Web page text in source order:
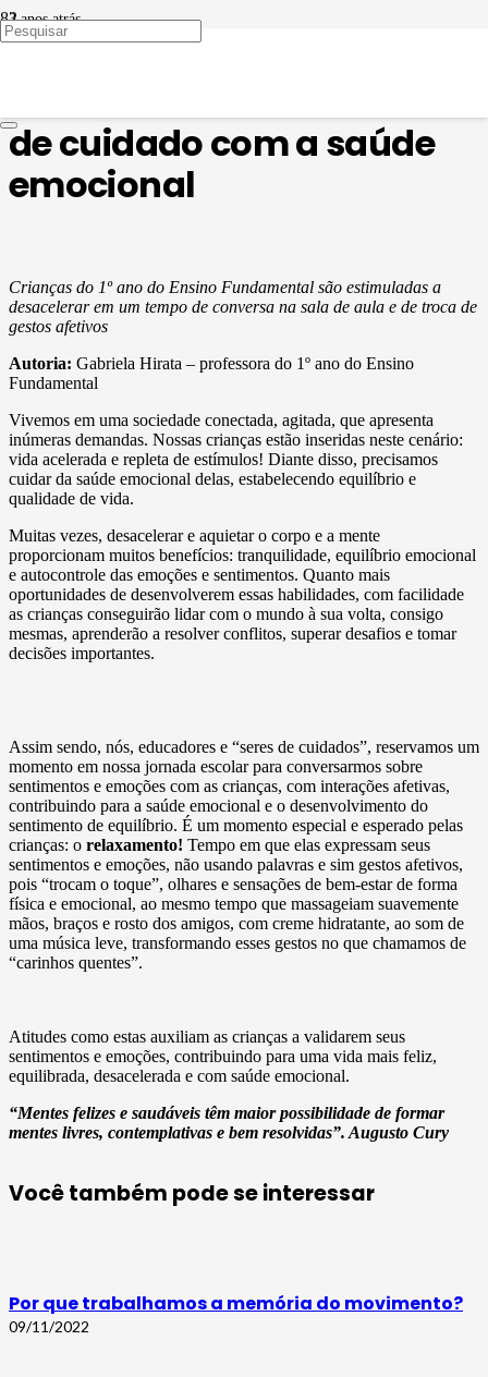
3 anos atrás
EDUCAÇÃO EM PAUTA
de cuidado com a saúde
emocional
Crianças do 1º ano do Ensino Fundamental são estimuladas a
desacelerar em um tempo de conversa na sala de aula e de troca de
gestos afetivos
Autoria: Gabriela Hirata – professora do 1º ano do Ensino
Fundamental
Vivemos em uma sociedade conectada, agitada, que apresenta
inúmeras demandas. Nossas crianças estão inseridas neste cenário:
vida acelerada e repleta de estímulos! Diante disso, precisamos
cuidar da saúde emocional delas, estabelecendo equilíbrio e
qualidade de vida.
Muitas vezes, desacelerar e aquietar o corpo e a mente
proporcionam muitos benefícios: tranquilidade, equilíbrio emocional
e autocontrole das emoções e sentimentos. Quanto mais
oportunidades de desenvolverem essas habilidades, com facilidade
as crianças conseguirão lidar com o mundo à sua volta, consigo
mesmas, aprenderão a resolver conflitos, superar desafios e tomar
decisões importantes.
Assim sendo, nós, educadores e “seres de cuidados”, reservamos um
momento em nossa jornada escolar para conversarmos sobre
sentimentos e emoções com as crianças, com interações afetivas,
contribuindo para a saúde emocional e o desenvolvimento do
sentimento de equilíbrio. É um momento especial e esperado pelas
crianças: o relaxamento! Tempo em que elas expressam seus
sentimentos e emoções, não usando palavras e sim gestos afetivos,
pois “trocam o toque”, olhares e sensações de bem-estar de forma
física e emocional, ao mesmo tempo que massageiam suavemente
mãos, braços e rosto dos amigos, com creme hidratante, ao som de
uma música leve, transformando esses gestos no que chamamos de
“carinhos quentes”.
Atitudes como estas auxiliam as crianças a validarem seus
sentimentos e emoções, contribuindo para uma vida mais feliz,
equilibrada, desacelerada e com saúde emocional.
“Mentes felizes e saudáveis têm maior possibilidade de formar
mentes livres, contemplativas e bem resolvidas”. Augusto Cury
Você também pode se interessar
Por que trabalhamos a memória do movimento?
09/11/2022